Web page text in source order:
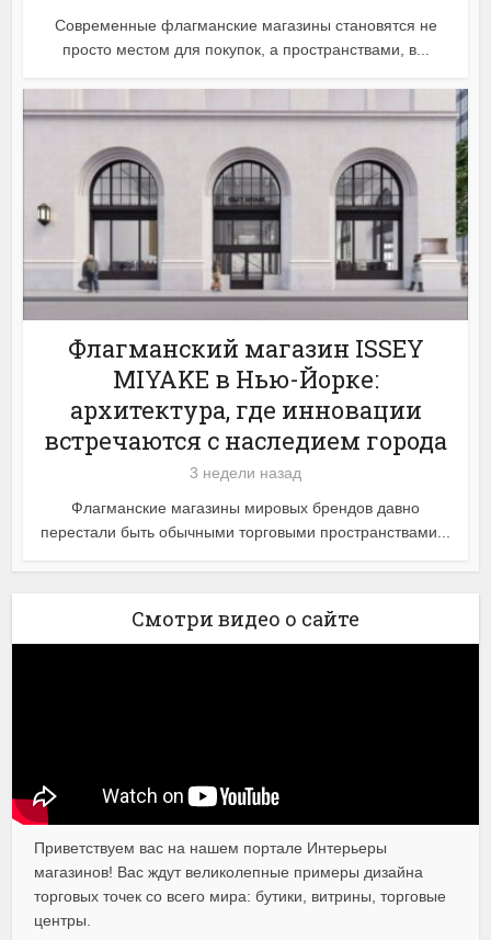
Современные флагманские магазины становятся не
просто местом для покупок, а пространствами, в...
Флагманский магазин ISSEY
MIYAKE в Нью-Йорке:
архитектура, где инновации
встречаются с наследием города
3 недели назад
Флагманские магазины мировых брендов давно
перестали быть обычными торговыми пространствами...
Смотри видео о сайте
Приветствуем вас на нашем портале Интерьеры
магазинов! Вас ждут великолепные примеры дизайна
торговых точек со всего мира: бутики, витрины, торговые
центры.